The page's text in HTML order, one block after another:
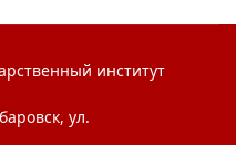
институт
ул.